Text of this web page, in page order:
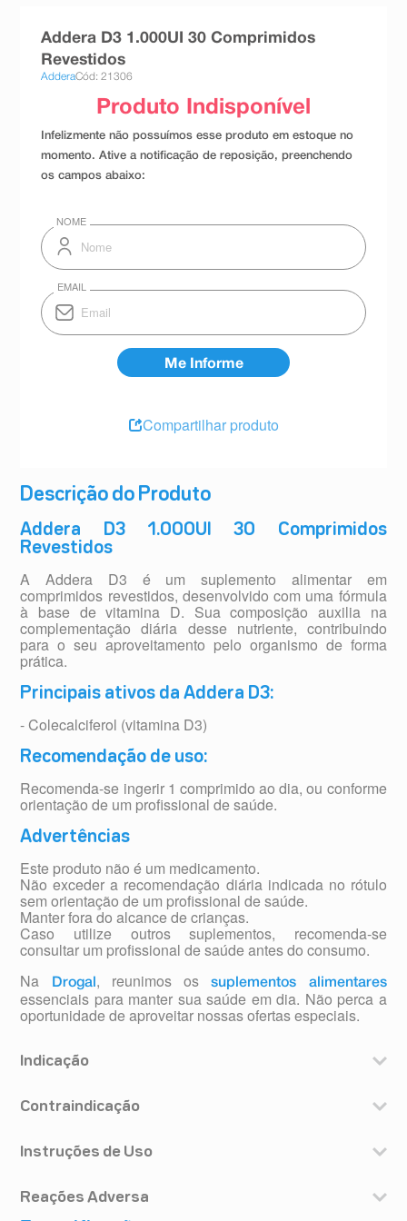
Descrição do Produto
Addera D3 1.000UI 30 Comprimidos
Revestidos
A Addera D3 é um suplemento alimentar em
comprimidos revestidos, desenvolvido com uma fórmula
à base de vitamina D. Sua composição auxilia na
complementação diária desse nutriente, contribuindo
para o seu aproveitamento pelo organismo de forma
prática.
Principais ativos da Addera D3:
- Colecalciferol (vitamina D3)
Recomendação de uso:
Recomenda-se ingerir 1 comprimido ao dia, ou conforme
orientação de um profissional de saúde.
Advertências
Este produto não é um medicamento.
Não exceder a recomendação diária indicada no rótulo
sem orientação de um profissional de saúde.
Manter fora do alcance de crianças.
Caso utilize outros suplementos, recomenda-se
consultar um profissional de saúde antes do consumo.
Na
Drogal , reunimos ossuplementos alimentares
essenciais para manter sua saúde em dia. Não perca a
oportunidade de aproveitar nossas ofertas especiais.
Indicação
Vitamina D que auxilia no funcionamento do sistema
Contraindicação
pacientes que apresentam hipersensibilidade aos
pacientes que apresentam hipervitaminose D (excesso
de vitamina D), elevadas taxas de cálcio ou fosfato na
Instruções de Uso
lactentes é de 40U.I. por quilograma de peso. Cada
gota possui 132U.I.
Reações Adversa
Addera D3 1.000UI 30 Comprimidos
Revestidos
AdderaCód: 21306
Compartilhar produto
teste gravidez
10ºesmalte